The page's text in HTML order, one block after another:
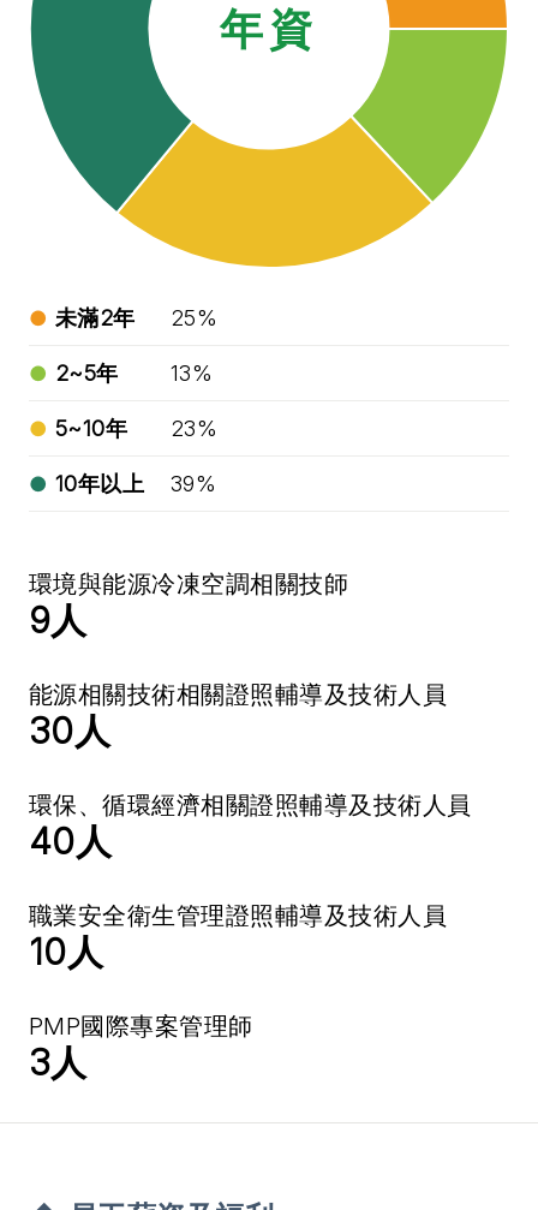
年資
未滿2年 25%
2~5年 13%
5~10年 23%
10年以上 39%
環境與能源冷凍空調相關技師
9人
能源相關技術相關證照輔導及技術人員
30人
環保、循環經濟相關證照輔導及技術人員
40人
職業安全衛生管理證照輔導及技術人員
10人
PMP國際專案管理師
3人